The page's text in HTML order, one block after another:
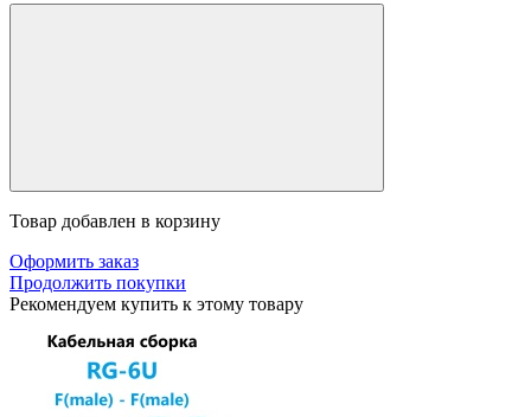
Товар добавлен в корзину
Оформить заказ
Продолжить покупки
Рекомендуем купить к этому товару